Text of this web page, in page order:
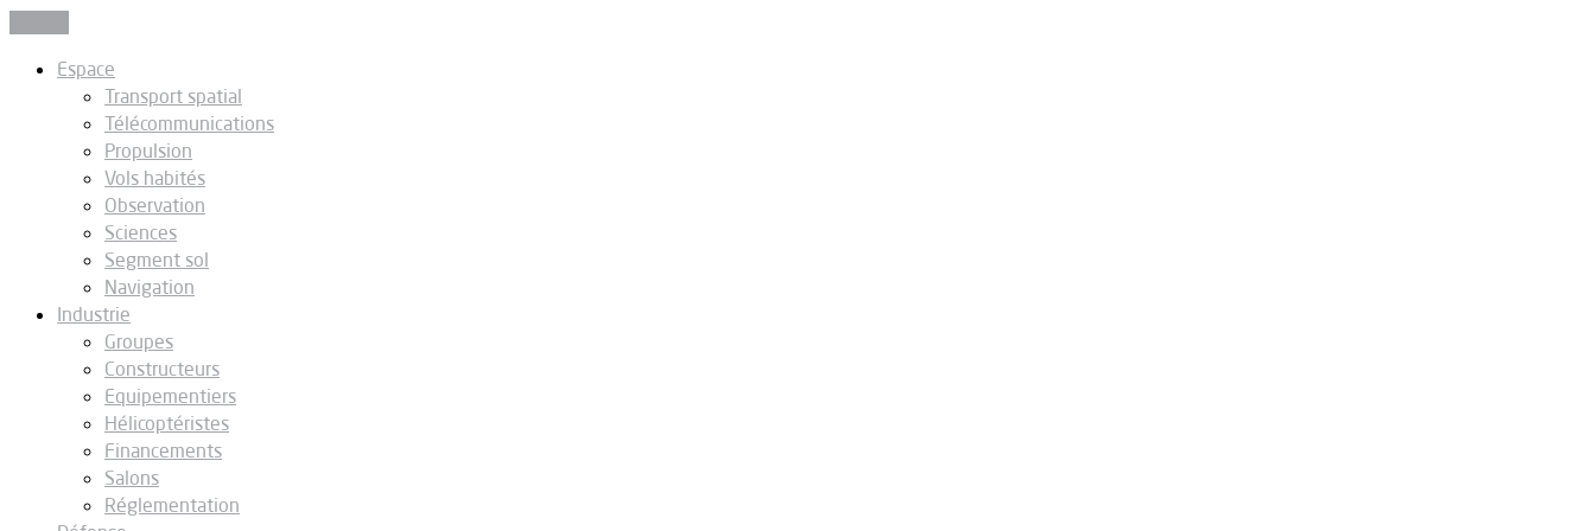
Espace
Transport spatial
Télécommunications
Propulsion
Vols habités
Observation
Sciences
Segment sol
Navigation
Industrie
Groupes
Constructeurs
Equipementiers
Hélicoptéristes
Financements
Salons
Réglementation